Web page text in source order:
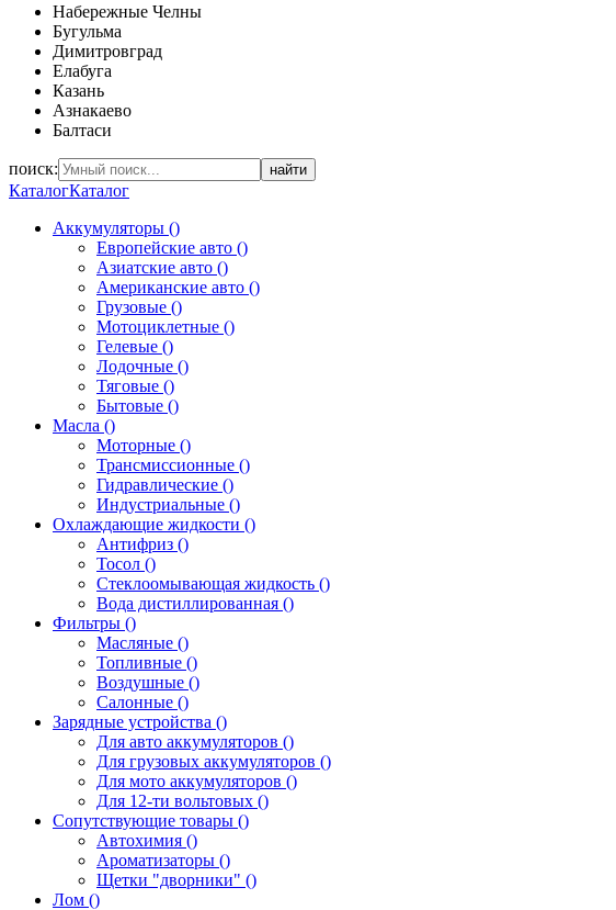
Набережные Челны
Бугульма
Димитровград
Елабуга
Казань
Азнакаево
Балтаси
поиск: найти
КаталогКаталог
Аккумуляторы ()
Европейские авто ()
Азиатские авто ()
Американские авто ()
Грузовые ()
Мотоциклетные ()
Гелевые ()
Лодочные ()
Тяговые ()
Бытовые ()
Масла ()
Моторные ()
Трансмиссионные ()
Гидравлические ()
Индустриальные ()
Охлаждающие жидкости ()
Антифриз ()
Тосол ()
Стеклоомывающая жидкость ()
Вода дистиллированная ()
Фильтры ()
Масляные ()
Топливные ()
Воздушные ()
Салонные ()
Зарядные устройства ()
Для авто аккумуляторов ()
Для грузовых аккумуляторов ()
Для мото аккумуляторов ()
Для 12-ти вольтовых ()
Сопутствующие товары ()
Автохимия ()
Ароматизаторы ()
Щетки "дворники" ()
Лом ()